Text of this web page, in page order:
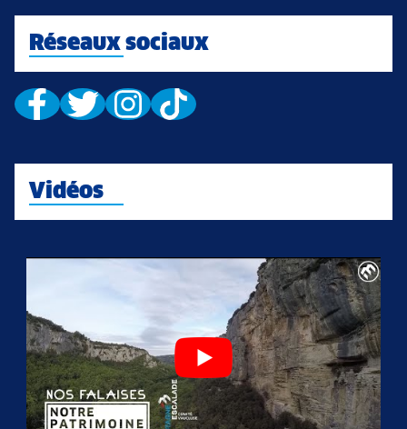
Réseaux sociaux
Vidéos